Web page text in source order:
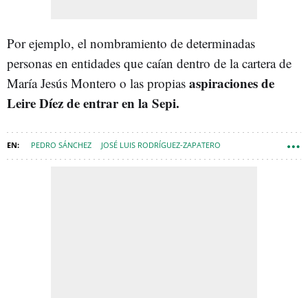
Por ejemplo, el nombramiento de determinadas
personas en entidades que caían dentro de la cartera de
María Jesús Montero o las propias aspiraciones de
Leire Díez de entrar en la Sepi.
PEDRO SÁNCHEZ JOSÉ LUIS RODRÍGUEZ-ZAPATERO